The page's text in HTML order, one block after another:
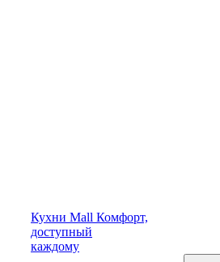
Кухни Mall Комфорт,
доступный
каждому